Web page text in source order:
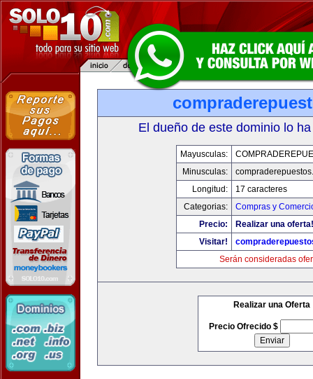
El dueño de este dominio lo
Mayusculas:
Minusculas:
Longitud:
17 caracteres
Categorias:
Compras y
Precio:
Realizar una oferta!
Visitar!
Serán consideradas
Realizar una Oferta
Precio Ofrecido $